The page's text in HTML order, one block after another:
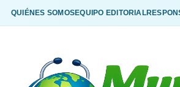
QUIÉNES SOMOSEQUIPO EDITORIAL